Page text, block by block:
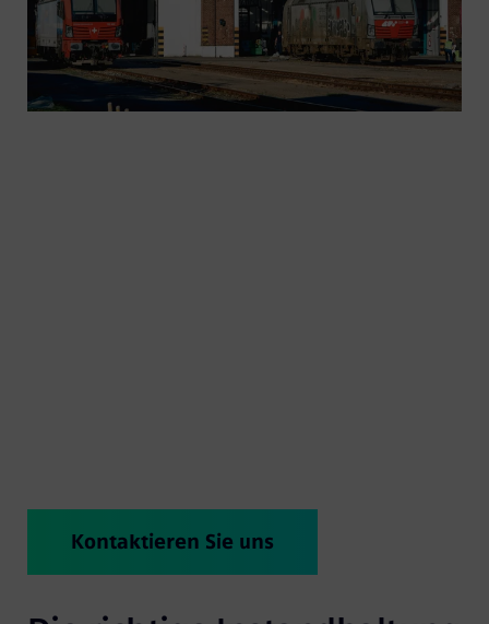
Kontaktieren Sie uns